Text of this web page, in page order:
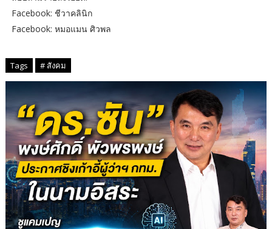
Facebook: ชีวาคลินิก
Facebook: หมอแมน ศิวพล
Tags # สังคม